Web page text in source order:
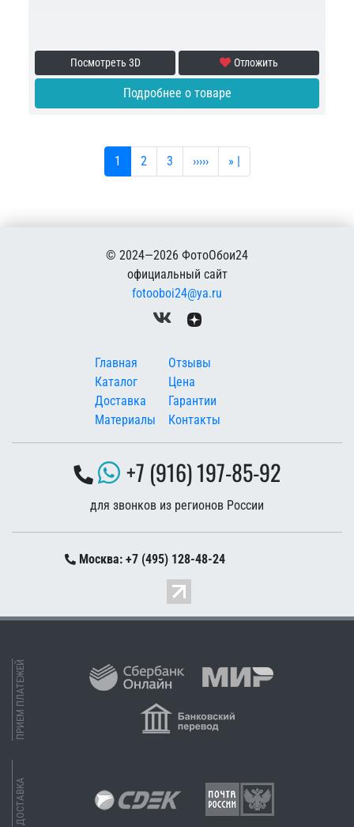
Посмотреть 3D Отложить
Подробнее о товаре
Текущая страница
1 Страница
2 Страница
3 Следующая страница
››››› Последняя страница
» |
© 2024—2026 ФотоОбои24
официальный сайт
fotooboi24@ya.ru
Меню в подвале
Главная
Каталог
Доставка
Материалы
Отзывы
Цена
Гарантии
Контакты
+7 (916) 197-85-92
для звонков из регионов России
Москва: +7 (495) 128-48-24
ПРИЕМ ПЛАТЕЖЕЙ
ДОСТАВКА